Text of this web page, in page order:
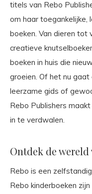
titels van Rebo
om haar toegankelijke,
boeken. Van dieren tot
creatieve
boeken in huis die
groeien. Of het nu gaat
leerzame gids of
Rebo Publishers
in te verdwalen.
Ontdek de wereld
Rebo is een
Rebo kinderboeken